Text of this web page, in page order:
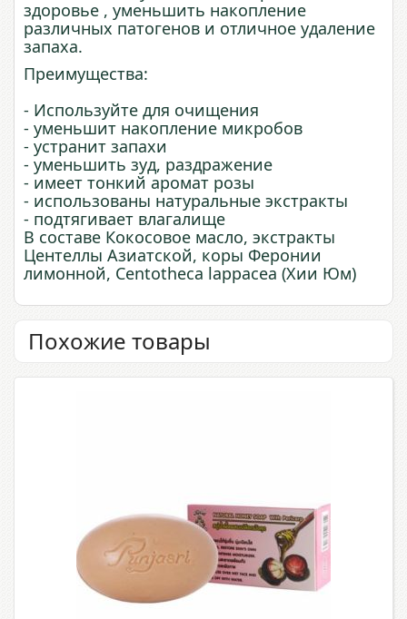
здоровье , уменьшить накопление
различных патогенов и отличное удаление
запаха.
Преимущества:
- Используйте для очищения
- уменьшит накопление микробов
- устранит запахи
- уменьшить зуд, раздражение
- имеет тонкий аромат розы
- использованы натуральные экстракты
- подтягивает влагалище
В составе Кокосовое масло, экстракты
Центеллы Азиатской, коры Феронии
лимонной, Centotheca lappacea (Хии Юм)
Похожие товары